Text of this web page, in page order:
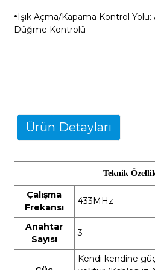
·Işık Açma/Kapama Kontrol
Düğme Kontrolü
Ürün Detayları
Teknik
Çalışma
Frekansı
433MHz
Anahtar
Sayısı
3
Kendi kendine